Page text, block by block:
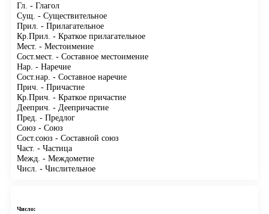
Гл. - Глагол
Сущ. - Существительное
Прил. - Прилагательное
Кр.Прил. - Краткое прилагательное
Мест. - Местоимение
Сост.мест. - Составное местоимение
Нар. - Наречие
Сост.нар. - Составное наречие
Прич. - Причастие
Кр.Прич. - Краткое причастие
Дееприч. - Деепричастие
Пред. - Предлог
Союз - Союз
Сост.союз - Составной союз
Част. - Частица
Межд. - Междометие
Числ. - Числительное
Число: